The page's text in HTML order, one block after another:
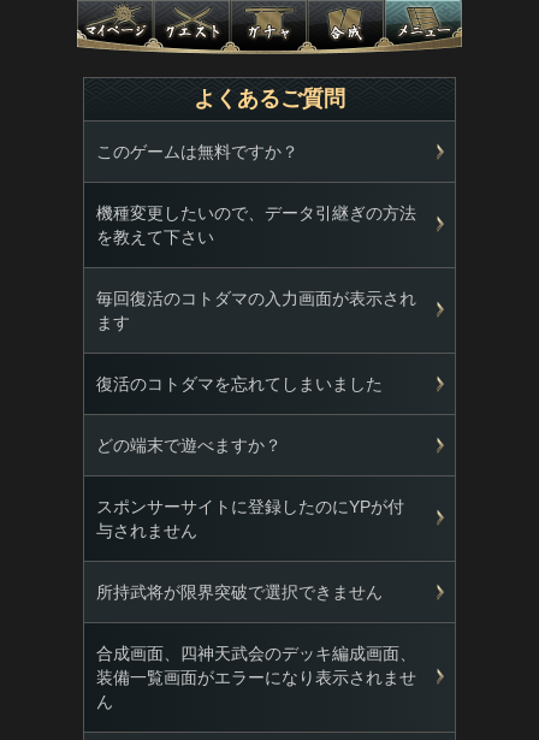
よくあるご質問
このゲームは無料ですか？
機種変更したいので、データ引継ぎの方法
を教えて下さい
毎回復活のコトダマの入力画面が表示され
ます
復活のコトダマを忘れてしまいました
どの端末で遊べますか？
スポンサーサイトに登録したのにYPが付
与されません
所持武将が限界突破で選択できません
合成画面、四神天武会のデッキ編成画面、
装備一覧画面がエラーになり表示されませ
ん